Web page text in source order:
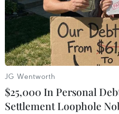
JG Wentworth
$25,000 In Personal
Settlement Loophole